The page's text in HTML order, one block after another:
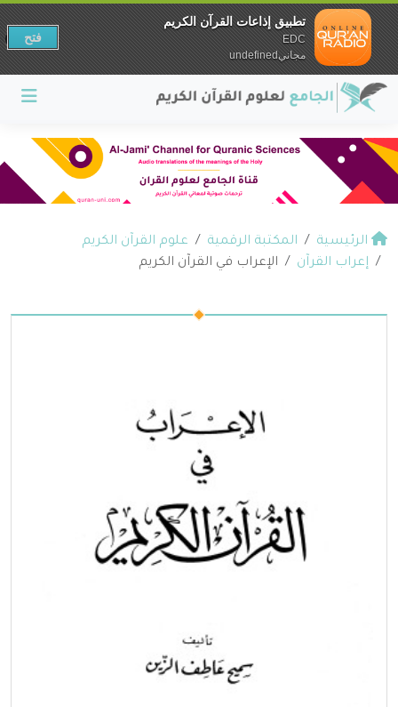
الرئيسية المكتبة الرقمية
علوم القرآن الكريم
إعراب القرآن
الإعراب في القرآن الكريم
تطبيق إذاعات القرآن الكريم
EDC
مجانيundefined
فتح